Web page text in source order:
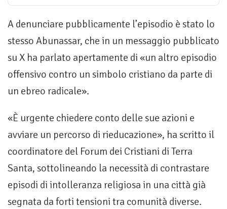
A denunciare pubblicamente l’episodio è stato lo
stesso Abunassar, che in un messaggio pubblicato
su X ha parlato apertamente di «un altro episodio
offensivo contro un simbolo cristiano da parte di
un ebreo radicale».
«È urgente chiedere conto delle sue azioni e
avviare un percorso di rieducazione», ha scritto il
coordinatore del Forum dei Cristiani di Terra
Santa, sottolineando la necessità di contrastare
episodi di intolleranza religiosa in una città già
segnata da forti tensioni tra comunità diverse.